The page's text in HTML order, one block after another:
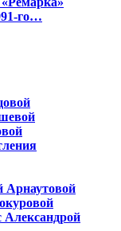
го…
Арнаутовой
Александрой